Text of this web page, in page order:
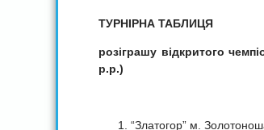
ТУРНІРНА ТАБЛИЦЯ
розіграшу відкритого
р.р.)
І В3
“Златогор”